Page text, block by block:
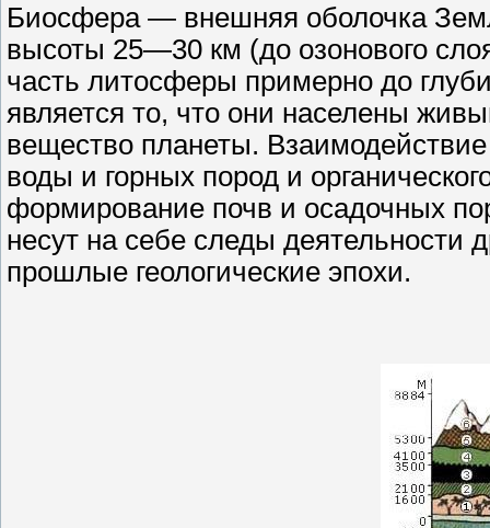
Биосфера — внешняя оболочка
высоты 25—30 км (до озонового
часть литосферы примерно до
является то, что они населены
вещество планеты.
воды и горных пород и
формирование почв и осадочных
несут на себе следы
прошлые геологические эпохи.